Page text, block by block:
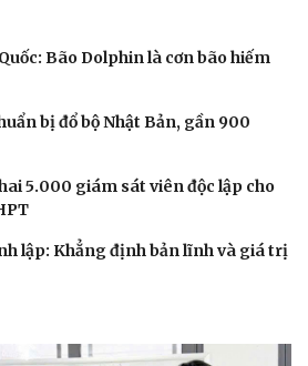
Bão Dolphin là cơn bão hiếm
bị đổ bộ Nhật Bản, gần 900
5.000 giám sát viên độc lập cho
lập: Khẳng định bản lĩnh và giá trị